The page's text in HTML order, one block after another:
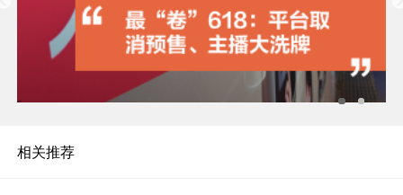
相关推荐